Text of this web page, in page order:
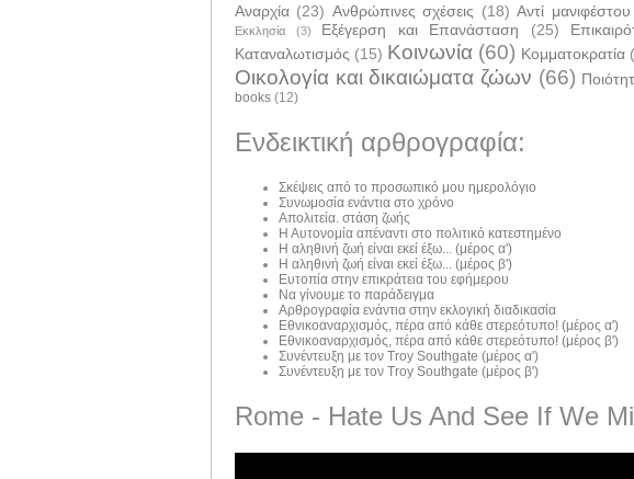
Αναρχία (23) Ανθρώπινες σχέσεις (18) Αντί μανιφέστου
Εκκλησία (3) Εξέγερση και Επανάσταση (25)
Καταναλωτισμός (15) Κοινωνία (60) Κομματοκρατία
Οικολογία και δικαιώματα ζώων (66)
books (12)
Ενδεικτική αρθρογραφία:
Σκέψεις από το προσωπικό μου ημερολόγιο
Συνωμοσία ενάντια στο χρόνο
Απολιτεία. στάση ζωής
Η Αυτονομία απέναντι στο πολιτικό κατεστημένο
Η αληθινή ζωή είναι εκεί έξω... (μέρος α')
Η αληθινή ζωή είναι εκεί έξω... (μέρος β')
Ευτοπία στην επικράτεια του εφήμερου
Να γίνουμε το παράδειγμα
Αρθρογραφία ενάντια στην εκλογική διαδικασία
Εθνικοαναρχισμός, πέρα από κάθε στερεότυπο! (μέρος α')
Εθνικοαναρχισμός, πέρα από κάθε στερεότυπο! (μέρος β')
Συνέντευξη με τον Troy Southgate (μέρος α')
Συνέντευξη με τον Troy Southgate (μέρος β')
Rome - Hate Us And See If We